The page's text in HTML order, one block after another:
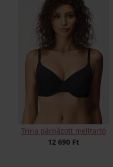
Trina párnázott melltartó
12 690 Ft